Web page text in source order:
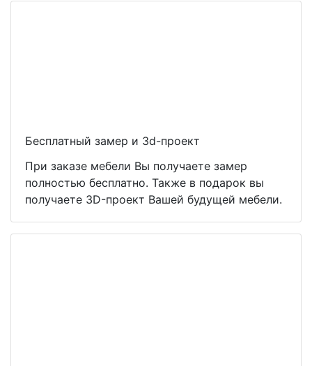
Бесплатный замер и 3d-проект
При заказе мебели Вы получаете замер
полностью бесплатно. Также в подарок вы
получаете 3D-проект Вашей будущей мебели.